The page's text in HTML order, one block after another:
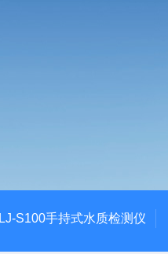
LJ-S100手持式水质检测仪